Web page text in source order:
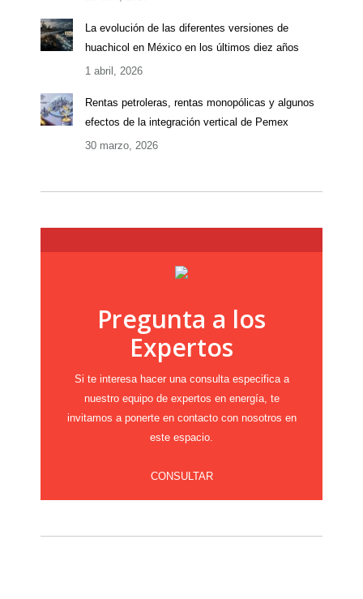
La evolución de las diferentes versiones de
huachicol en México en los últimos diez años
1 abril, 2026
Rentas petroleras, rentas monopólicas y algunos
efectos de la integración vertical de Pemex
30 marzo, 2026
Pregunta a los
Expertos
Si te interesa hacer una consulta especifica a
nuestro equipo de expertos en energía, te
invitamos a ponerte en contacto con nosotros en
este espacio.
CONSULTAR